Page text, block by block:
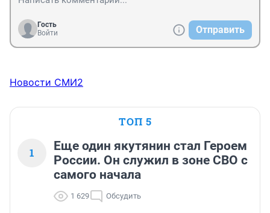
Гость
Войти
Отправить
Новости СМИ2
ТОП 5
1
Еще один якутянин стал Героем
России. Он служил в зоне СВО с
самого начала
1 629 Обсудить